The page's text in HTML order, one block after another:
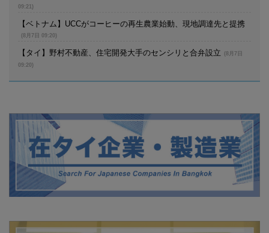
09:21)
【ベトナム】UCCがコーヒーの再生農業始動、現地調達先と提携
(8月7日 09:20)
【タイ】野村不動産、住宅開発大手のセンシリと合弁設立
(8月7日
09:20)